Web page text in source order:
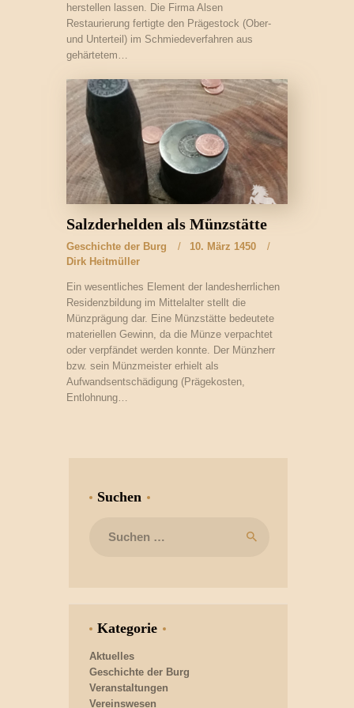
herstellen lassen. Die Firma Alsen
Restaurierung fertigte den Prägestock (Ober-
und Unterteil) im Schmiedeverfahren aus
gehärtetem…
Salzderhelden als Münzstätte
Geschichte der Burg
10. März 1450
Dirk Heitmüller
Ein wesentliches Element der landesherrlichen
Residenzbildung im Mittelalter stellt die
Münzprägung dar. Eine Münzstätte bedeutete
materiellen Gewinn, da die Münze verpachtet
oder verpfändet werden konnte. Der Münzherr
bzw. sein Münzmeister erhielt als
Aufwandsentschädigung (Prägekosten,
Entlohnung…
Suchen
nach:
Kategorie
Aktuelles
Geschichte der Burg
Veranstaltungen
Vereinswesen